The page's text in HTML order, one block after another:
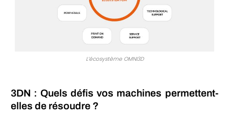
L’écosystème OMNI3D
3DN : Quels défis vos machines permettent-
elles de résoudre ?